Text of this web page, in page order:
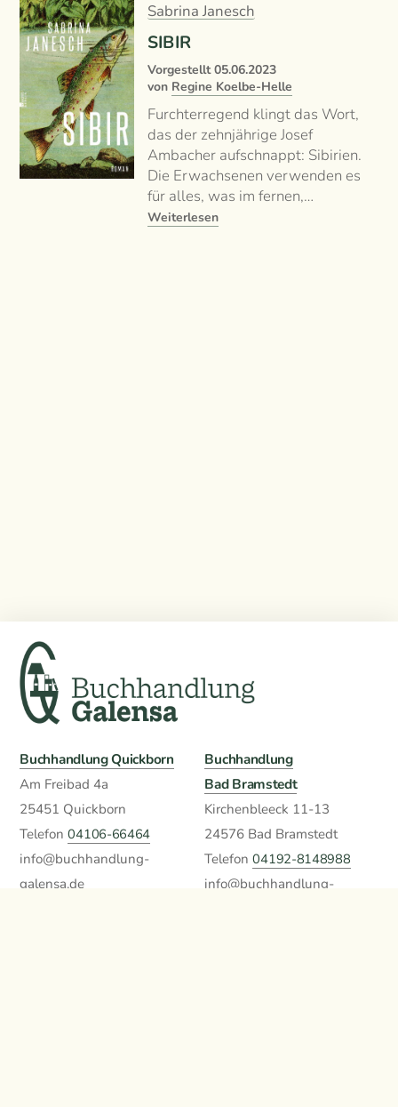
Sabrina Janesch
SIBIR
Vorgestellt 05.06.2023
von Regine Koelbe-Helle
Furchterregend klingt das Wort,
das der zehnjährige Josef
Ambacher aufschnappt: Sibirien.
Die Erwachsenen verwenden es
für alles, was im fernen,…
Weiterlesen
Buchhandlung Quickborn
Am Freibad 4a
25451 Quickborn
Telefon04106-66464
info@buchhandlung-
galensa.de
Buchhandlung
Bad Bramstedt
Kirchenbleeck 11-13
24576 Bad Bramstedt
Telefon04192-8148988
info@buchhandlung-